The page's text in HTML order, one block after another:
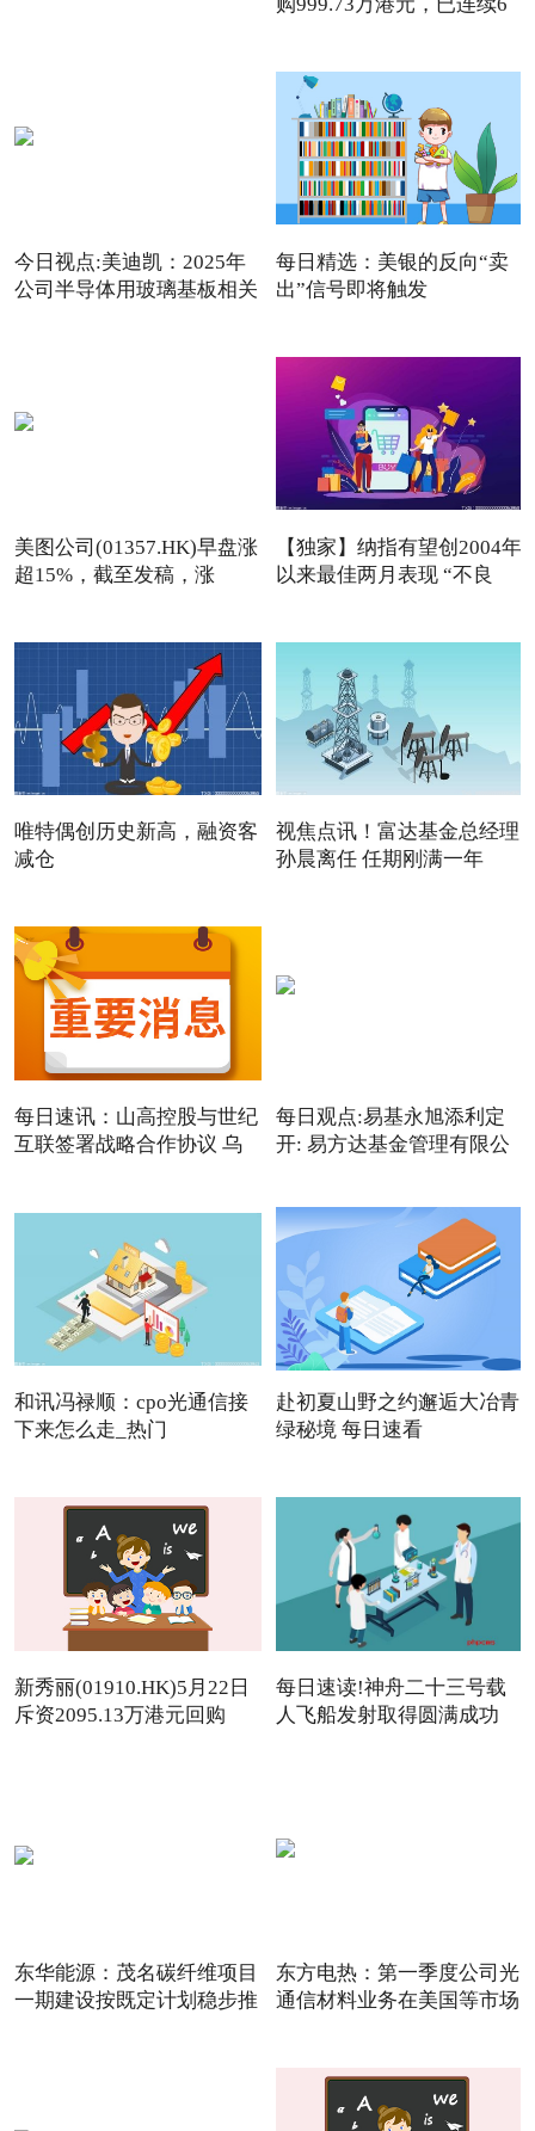
今日视点:美迪凯：2025年
公司半导体用玻璃基板相关
每日精选：美银的反向“卖
出”信号即将触发
美图公司(01357.HK)早盘涨
超15%，截至发稿，涨
【独家】纳指有望创2004年
以来最佳两月表现 “不良
唯特偶创历史新高，融资客
减仓
视焦点讯！富达基金总经理
孙晨离任 任期刚满一年
每日速讯：山高控股与世纪
互联签署战略合作协议 乌
每日观点:易基永旭添利定
开: 易方达基金管理有限公
和讯冯禄顺：cpo光通信接
下来怎么走_热门
赴初夏山野之约邂逅大冶青
绿秘境 每日速看
新秀丽(01910.HK)5月22日
斥资2095.13万港元回购
每日速读!神舟二十三号载
人飞船发射取得圆满成功
东华能源：茂名碳纤维项目
一期建设按既定计划稳步推
东方电热：第一季度公司光
通信材料业务在美国等市场